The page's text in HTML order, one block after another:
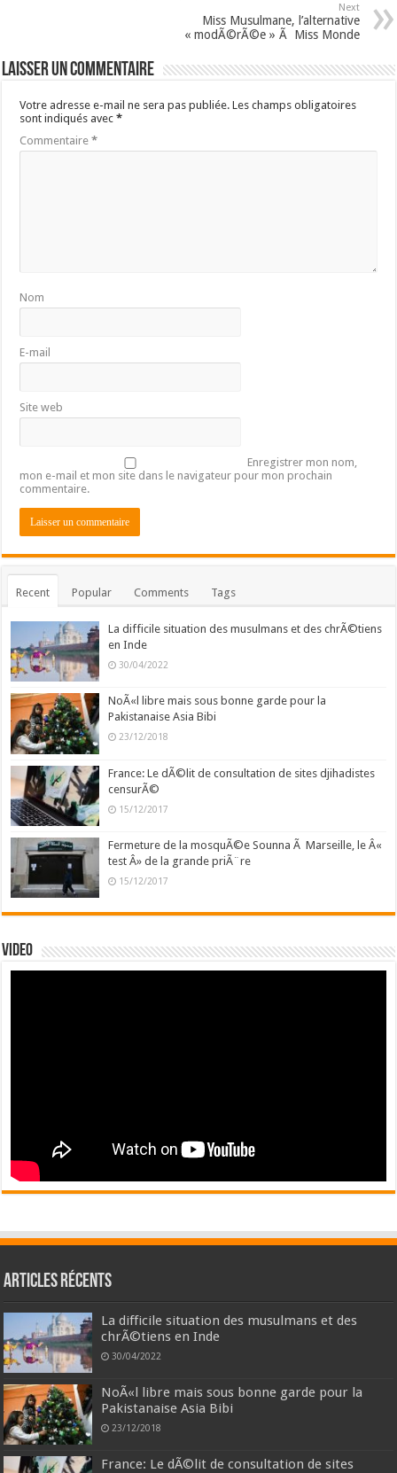
Next
Miss Musulmane, l’alternative
« modÃ©rÃ©e » Ã Miss Monde
Laisser un commentaire
Votre adresse e-mail ne sera pas publiée. Les champs obligatoires
sont indiqués avec*
Commentaire*
Nom
E-mail
Site web
Enregistrer mon nom,
mon e-mail et mon site dans le navigateur pour mon prochain
commentaire.
Recent Popular Comments Tags
La difficile situation des musulmans et des chrÃ©tiens
en Inde
30/04/2022
NoÃ«l libre mais sous bonne garde pour la
Pakistanaise Asia Bibi
23/12/2018
France: Le dÃ©lit de consultation de sites djihadistes
censurÃ©
15/12/2017
Fermeture de la mosquÃ©e Sounna Ã Marseille, le Â«
test Â» de la grande priÃ¨re
15/12/2017
Video
Articles récents
La difficile situation des musulmans et des
chrÃ©tiens en Inde
30/04/2022
NoÃ«l libre mais sous bonne garde pour la
Pakistanaise Asia Bibi
23/12/2018
France: Le dÃ©lit de consultation de sites